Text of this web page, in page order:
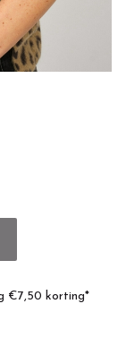
€7,50 korting*